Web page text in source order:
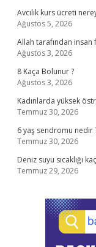
Avcılık kurs ücreti
Ağustos 5, 2026
Allah tarafından insan
Ağustos 3, 2026
8 Kaça Bolunur ?
Ağustos 3, 2026
Kadınlarda yüksek
Temmuz 30, 2026
6 yaş sendromu nedir
Temmuz 30, 2026
Deniz suyu sıcaklığı
Temmuz 29, 2026